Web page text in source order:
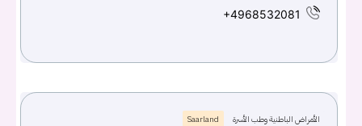
+4968532081
الأمراض الباطنية وطب الأسرة Saarland